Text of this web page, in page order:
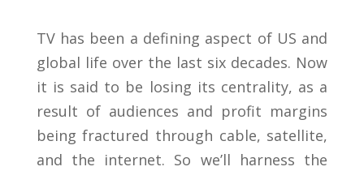
TV has been a defining aspect of US and
global life over the last six decades. Now
it is said to be losing its centrality, as a
result of audiences and profit margins
being fractured through cable, satellite,
and the internet. So we’ll harness the